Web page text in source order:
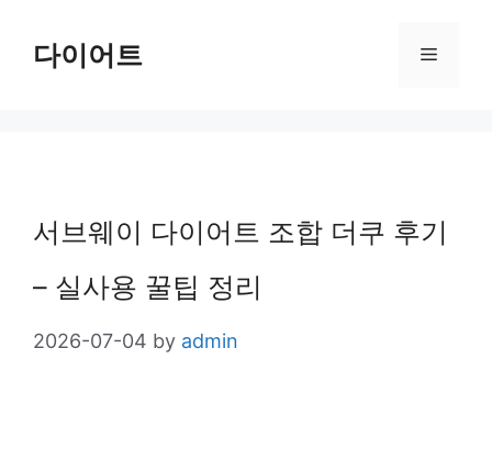
다이어트 Menu
서브웨이 다이어트 조합 더쿠 후기
– 실사용 꿀팁 정리
2026-07-04 by admin